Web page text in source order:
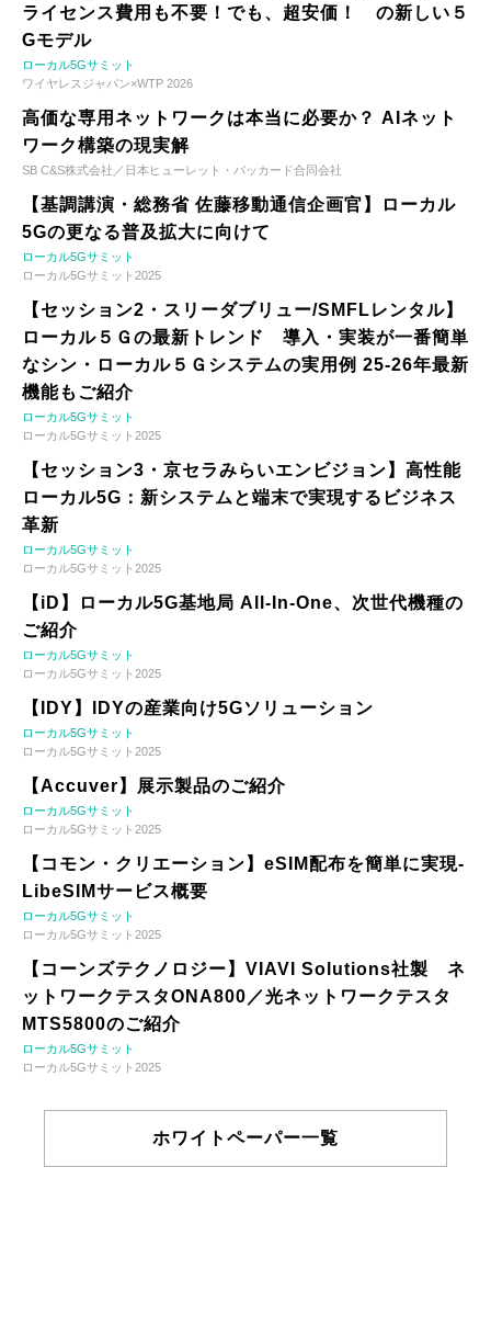
ライセンス費用も不要！でも、超安価！ の新しい５
Gモデル
ローカル5Gサミット
ワイヤレスジャパン×WTP 2026
高価な専用ネットワークは本当に必要か？ AIネット
ワーク構築の現実解
SB C&S株式会社／日本ヒューレット・パッカード合同会社
【基調講演・総務省 佐藤移動通信企画官】ローカル
5Gの更なる普及拡大に向けて
ローカル5Gサミット
ローカル5Gサミット2025
【セッション2・スリーダブリュー/SMFLレンタル】
ローカル５Ｇの最新トレンド 導入・実装が一番簡単
なシン・ローカル５Ｇシステムの実用例 25-26年最新
機能もご紹介
ローカル5Gサミット
ローカル5Gサミット2025
【セッション3・京セラみらいエンビジョン】高性能
ローカル5G：新システムと端末で実現するビジネス
革新
ローカル5Gサミット
ローカル5Gサミット2025
【iD】ローカル5G基地局 All-In-One、次世代機種の
ご紹介
ローカル5Gサミット
ローカル5Gサミット2025
【IDY】IDYの産業向け5Gソリューション
ローカル5Gサミット
ローカル5Gサミット2025
【Accuver】展示製品のご紹介
ローカル5Gサミット
ローカル5Gサミット2025
【コモン・クリエーション】eSIM配布を簡単に実現-
LibeSIMサービス概要
ローカル5Gサミット
ローカル5Gサミット2025
【コーンズテクノロジー】VIAVI Solutions社製 ネ
ットワークテスタONA800／光ネットワークテスタ
MTS5800のご紹介
ローカル5Gサミット
ローカル5Gサミット2025
ホワイトペーパー一覧